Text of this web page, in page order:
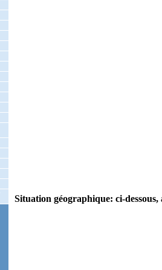
Situation géographique: ci-dessous,